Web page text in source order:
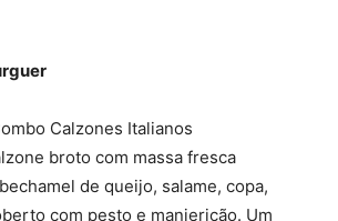
Calzones Italianos
broto com massa fresca
de queijo, salame, copa,
com pesto e manjericão. Um